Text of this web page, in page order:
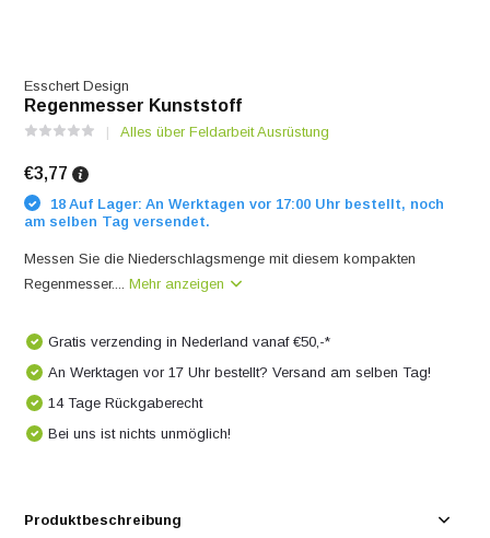
Esschert Design
Regenmesser Kunststoff
Alles über Feldarbeit Ausrüstung
€3,77
18 Auf Lager: An Werktagen vor 17:00 Uhr bestellt, noch
am selben Tag versendet.
Messen Sie die Niederschlagsmenge mit diesem kompakten
Regenmesser....Mehr anzeigen
Gratis verzending in Nederland vanaf €50,-*
An Werktagen vor 17 Uhr bestellt? Versand am selben Tag!
14 Tage Rückgaberecht
Bei uns ist nichts unmöglich!
Produktbeschreibung